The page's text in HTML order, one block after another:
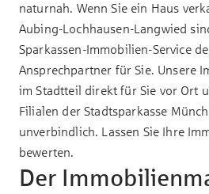
naturnah. Wenn Sie ein Haus
Aubing-Lochhausen-Langwied
Sparkassen-Immobilien-Service
Ansprechpartner für Sie. Unsere
im Stadtteil direkt für Sie vor Ort
Filialen der Stadtsparkasse
unverbindlich. Lassen Sie Ihre
bewerten.
Der